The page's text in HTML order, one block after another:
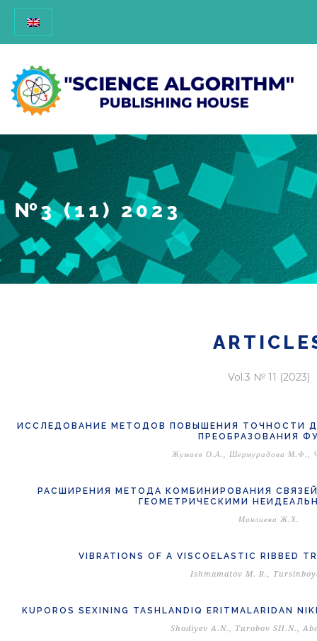
№3 (11) 2023
Vol.3 № 11 (2023)
ИССЛЕДОВАНИЕ МЕТОДОВ ПОВЫШЕНИЯ ТОЧНОСТИ
ПРЕОБРАЗОВАНИЯ
Жумаев О.А., Шермурадова М.Ф.,
РАСШИРЕНИЯ МЕТОДА КОМБИНИРОВАНИЯ
ГЕОМЕТРИЧЕСКИМИ
Манлиева Ж.Х.
VIBRATIONS OF A VISCOELASTIC RIBBED
Ishmamatov M. R.,
KUPOROS SEXINING TASHLANDIQ ERITMALARIDAN
Shodiyev A.N., Turobov SH.N.,